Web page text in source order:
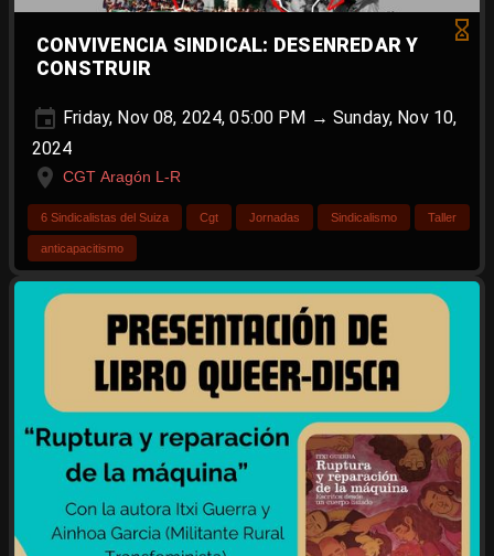
CONVIVENCIA SINDICAL: DESENREDAR Y
CONSTRUIR
Friday, Nov 08, 2024, 05:00 PM → Sunday, Nov 10,
2024
CGT Aragón L-R
6 Sindicalistas del Suiza Cgt Jornadas Sindicalismo Taller
anticapacitismo